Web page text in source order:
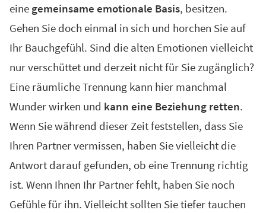
eine gemeinsame emotionale Basis, besitzen.
Gehen Sie doch einmal in sich und horchen Sie auf
Ihr Bauchgefühl. Sind die alten Emotionen vielleicht
nur verschüttet und derzeit nicht für Sie zugänglich?
Eine räumliche Trennung kann hier manchmal
Wunder wirken und kann eine Beziehung retten.
Wenn Sie während dieser Zeit feststellen, dass Sie
Ihren Partner vermissen, haben Sie vielleicht die
Antwort darauf gefunden, ob eine Trennung richtig
ist. Wenn Ihnen Ihr Partner fehlt, haben Sie noch
Gefühle für ihn. Vielleicht sollten Sie tiefer tauchen